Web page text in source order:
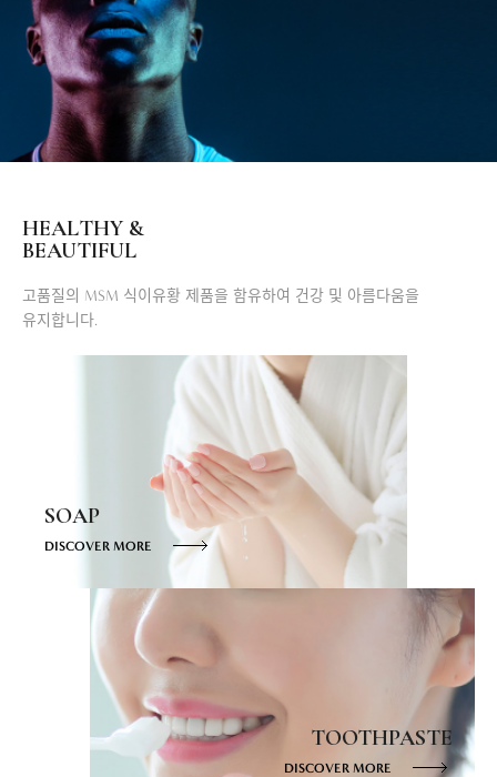
HEALTHY &
BEAUTIFUL
고품질의 MSM 식이유황 제품을 함유하여 건강 및 아름다움을
유지합니다.
SOAP
DISCOVER MORE
TOOTHPASTE
DISCOVER MORE